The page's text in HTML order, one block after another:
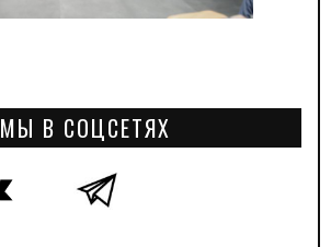
МЫ В СОЦСЕТЯХ